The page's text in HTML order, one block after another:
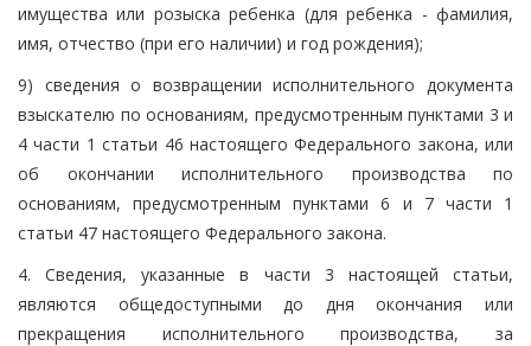
имущества или розыска ребенка (для ребенка - фамилия,
имя, отчество (при его наличии) и год рождения);
9) сведения о возвращении исполнительного документа
взыскателю по основаниям, предусмотренным пунктами 3 и
4 части 1 статьи 46 настоящего Федерального закона, или
об окончании исполнительного производства по
основаниям, предусмотренным пунктами 6 и 7 части 1
статьи 47 настоящего Федерального закона.
4. Сведения, указанные в части 3 настоящей статьи,
являются общедоступными до дня окончания или
прекращения исполнительного производства, за